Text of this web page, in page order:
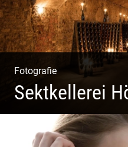
Fotografie
Sektkellerei
Sekt Perlen | Tiefe Keller |
Weinberge